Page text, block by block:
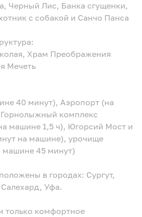
Черный Лис, Банка сгущенки,
с собакой и Санчо Панса
Храм Преображения
Мечеть
40 минут), Аэропорт (на
комплекс
машине 1,5 ч), Югорсий Мост и
на машине), урочище
машине 45 минут)
в городах: Сургут,
Уфа.